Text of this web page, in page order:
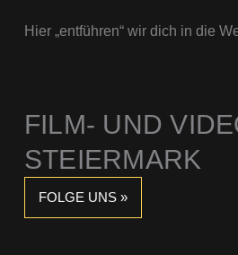
Hier „entführen“ wir dich in die
FILM- UND
STEIERMARK
FOLGE UNS »